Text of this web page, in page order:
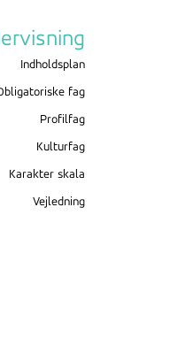
Indholdsplan
fag
Profilfag
Kulturfag
Karakter skala
Vejledning